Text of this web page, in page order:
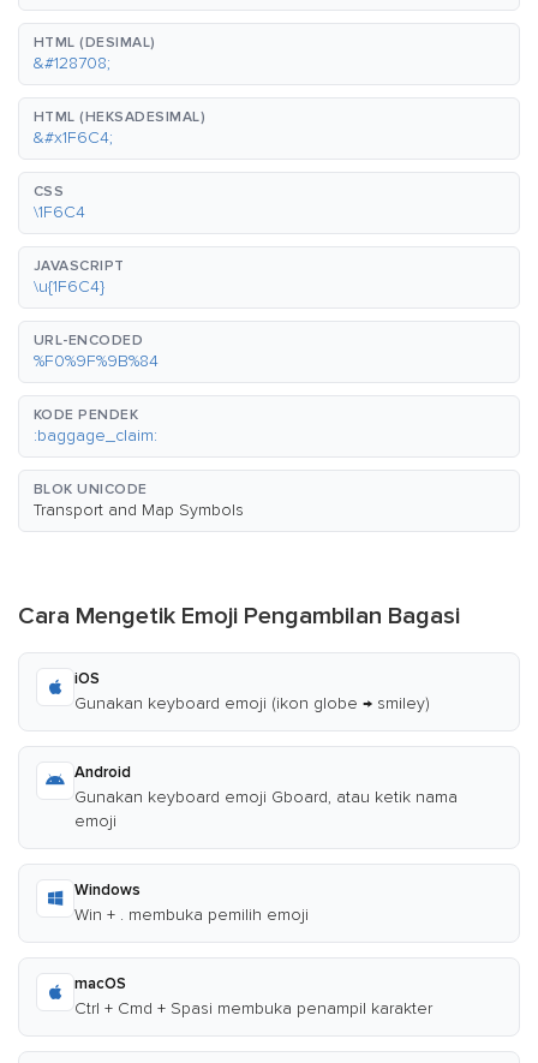
HTML (DESIMAL)
&#128708;
HTML (HEKSADESIMAL)
&#x1F6C4;
CSS
\1F6C4
JAVASCRIPT
\u{1F6C4}
URL-ENCODED
%F0%9F%9B%84
KODE PENDEK
:baggage_claim:
BLOK UNICODE
Transport and Map Symbols
Cara Mengetik Emoji Pengambilan Bagasi
iOS
Gunakan keyboard emoji (ikon globe → smiley)
Android
Gunakan keyboard emoji Gboard, atau ketik nama
emoji
Windows
Win + . membuka pemilih emoji
macOS
Ctrl + Cmd + Spasi membuka penampil karakter